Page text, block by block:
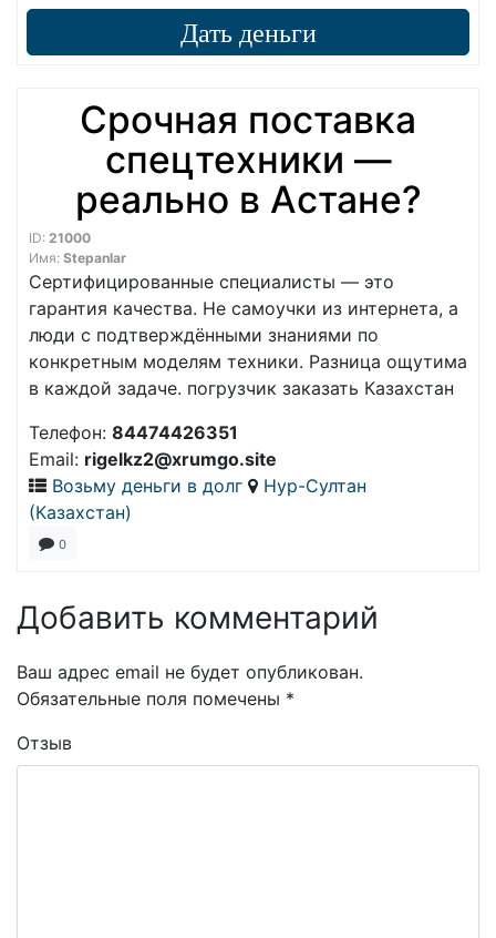
Дать деньги
Срочная поставка
спецтехники —
реально в Астане?
ID: 21000
Имя: Stepanlar
Сертифицированные специалисты — это
гарантия качества. Не самоучки из интернета, а
люди с подтверждёнными знаниями по
конкретным моделям техники. Разница ощутима
в каждой задаче. погрузчик заказать Казахстан
Телефон: 84474426351
Email: rigelkz2@xrumgo.site
Возьму деньги в долг
Нур-Султан
(Казахстан)
0
Добавить комментарий
Ваш адрес email не будет опубликован.
Обязательные поля помечены *
Отзыв